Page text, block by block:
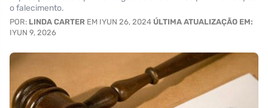
o falecimento.
POR: LINDA CARTER EM IYUN 26, 2024 ÚLTIMA ATUALIZAÇÃO EM:
IYUN 9, 2026